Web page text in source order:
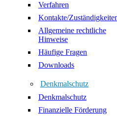
Verfahren
Kontakte/
Allgemeine rechtliche
Hinweise
Häufige Fragen
Downloads
Denkmalschutz
Denkmalschutz
Finanzielle Förderung